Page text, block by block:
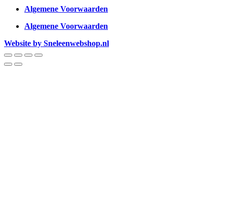
Algemene Voorwaarden
Algemene Voorwaarden
Website by Sneleenwebshop.nl